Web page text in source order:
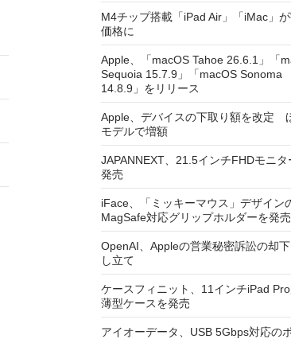
M4チップ搭載「iPad Air」「iMac」が
価格に
Apple、「macOS Tahoe 26.6.1」「
Sequoia 15.7.9」「macOS Sonoma
14.8.9」をリリース
Apple、デバイスの下取り額を改定
モデルで増額
JAPANNEXT、21.5インチFHDモニタ
発売
iFace、「ミッキーマウス」デザイン
MagSafe対応グリップホルダーを発売
OpenAI、Appleの営業秘密訴訟の却
し立て
ケースフィニット、11インチiPad
薄型ケースを発売
アイオーデータ、USB 5Gbps対応の